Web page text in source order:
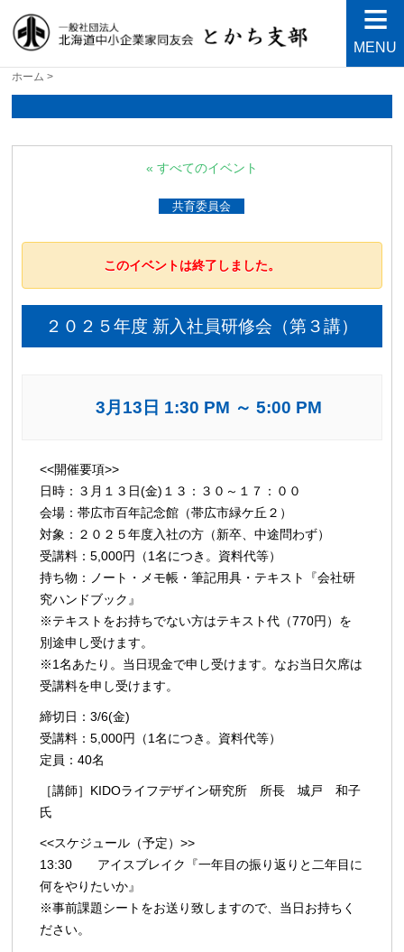
北海道中小企業家同友会と
かち支部
良い会社、良い経営者、よい経営環境づくりを目指し
MENU
ホーム >
« すべてのイベント
共育委員会
このイベントは終了しました。
２０２５年度 新入社員研修会（第３講）
3月13日 1:30 PM ～ 5:00 PM
イ
ベ
ン
ト
ナ
ビ
ゲ
ー
シ
ョ
ン
<<開催要項>>
日時：３月１３日(金)１３：３０～１７：００
会場：帯広市百年記念館（帯広市緑ケ丘２）
対象：２０２５年度入社の方（新卒、中途問わず）
受講料：5,000円（1名につき。資料代等）
持ち物：ノート・メモ帳・筆記用具・テキスト『会社研
究ハンドブック』
※テキストをお持ちでない方はテキスト代（770円）を
別途申し受けます。
※1名あたり。当日現金で申し受けます。なお当日欠席は
受講料を申し受けます。
締切日：3/6(金)
受講料：5,000円（1名につき。資料代等）
定員：40名
［講師］KIDOライフデザイン研究所 所長 城戸 和子
氏
<<スケジュール（予定）>>
13:30 アイスブレイク『一年目の振り返りと二年目に
何をやりたいか』
※事前課題シートをお送り致しますので、当日お持ちく
ださい。